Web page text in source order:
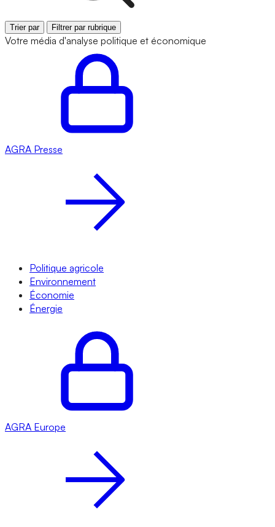
Trier par Filtrer par rubrique
Votre média d'analyse politique et économique
AGRA Presse
Politique agricole
Environnement
Économie
Énergie
AGRA Europe